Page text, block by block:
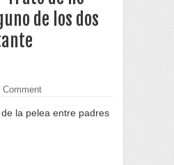
de los dos
Comment
la pelea entre padres